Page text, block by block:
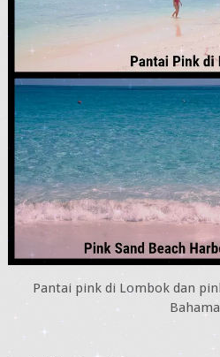
Pantai pink di Lombok dan